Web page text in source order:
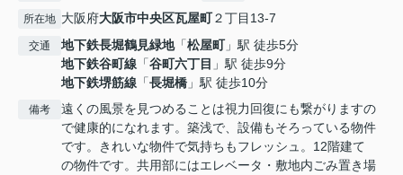
所在地 大阪府大阪市中央区瓦屋町２丁目13-7
交通 地下鉄長堀鶴見緑地「松屋町」駅 徒歩5分
地下鉄谷町線 「谷町六丁目 」駅 徒歩9分
地下鉄堺筋線 「長堀橋 」駅 徒歩10分
備考
遠くの風景を見つめることは視力回復にも繋がりますの
で健康的になれます。築浅で、設備もそろっている物件
です。きれいな物件で気持ちもフレッシュ。12階建て
の物件です。共用部にはエレベータ・敷地内ごみ置き場